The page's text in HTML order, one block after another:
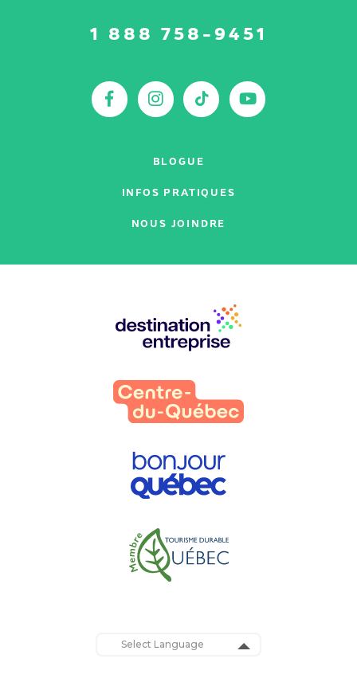
1 888 758-9451
Facebook
Instagram
TikTok
BLOGUE
INFOS PRATIQUES
NOUS JOINDRE
partenaires
: